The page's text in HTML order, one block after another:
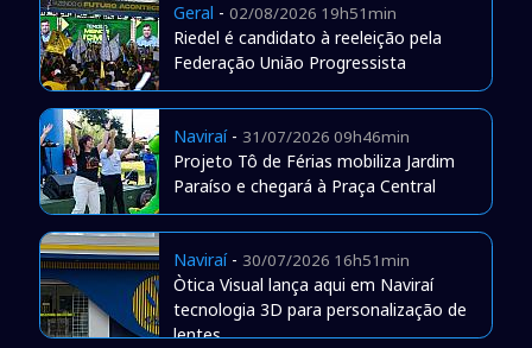
Geral - 02/08/2026 19h51min
Riedel é candidato à reeleição pela
Federação União Progressista
Naviraí- 31/07/2026 09h46min
Projeto Tô de Férias mobiliza Jardim
Paraíso e chegará à Praça Central
Naviraí- 30/07/2026 16h51min
Òtica Visual lança aqui em Naviraí
tecnologia 3D para personalização de
lentes